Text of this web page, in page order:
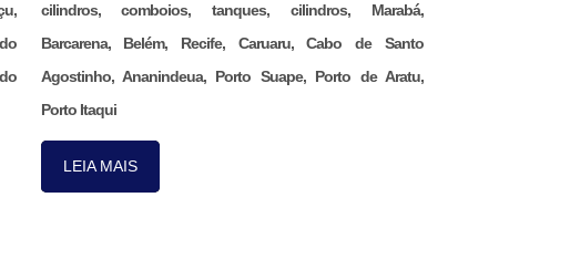
cilindros, comboios, tanques, cilindros, Marabá,
Barcarena, Belém, Recife, Caruaru, Cabo de Santo
Agostinho, Ananindeua, Porto Suape, Porto de Aratu,
Porto Itaqui
LEIA MAIS